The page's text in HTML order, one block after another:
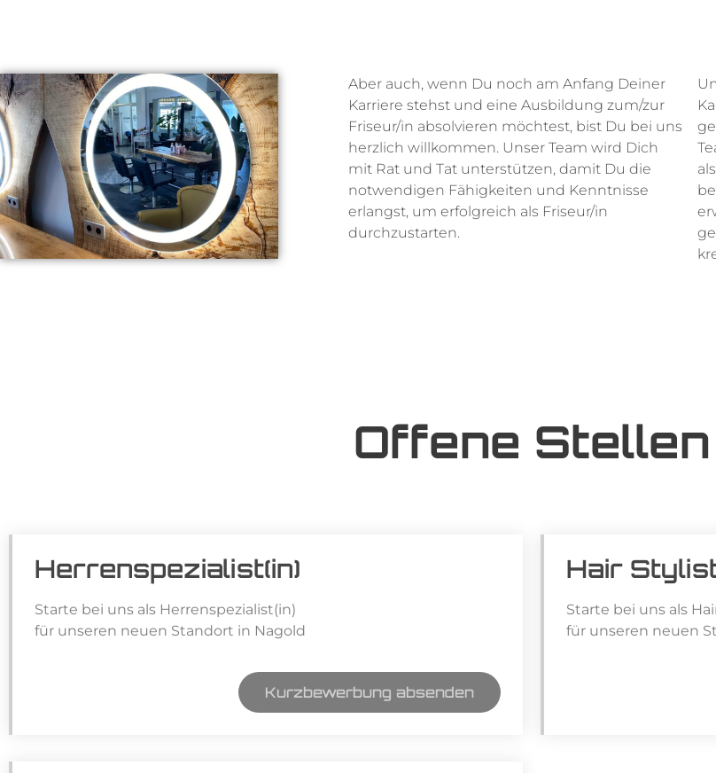
Aber auch, wenn Du noch am Anfang Deiner
Karriere stehst und eine Ausbildung zum/zur
Friseur/in absolvieren möchtest, bist Du bei uns
herzlich willkommen. Unser Team wird Dich
mit Rat und Tat unterstützen, damit Du die
notwendigen Fähigkeiten und Kenntnisse
erlangst, um erfolgreich als Friseur/in
durchzustarten.
Offene Stellen
Herrenspezialist(in)
Starte bei uns als Herrenspezialist(in)
für unseren neuen Standort in Nagold
Kurzbewerbung absenden
Hair
Starte bei uns als
für unseren neuen